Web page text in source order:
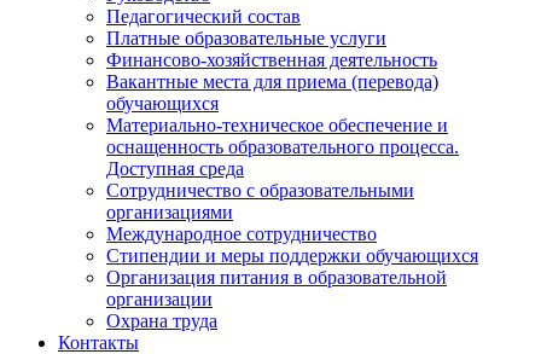
Педагогический состав
Платные образовательные услуги
Финансово-хозяйственная деятельность
Вакантные места для приема (перевода)
обучающихся
Материально-техническое обеспечение и
оснащенность образовательного процесса.
Доступная среда
Сотрудничество с образовательными
организациями
Международное сотрудничество
Стипендии и меры поддержки обучающихся
Организация питания в образовательной
организации
Охрана труда
Контакты